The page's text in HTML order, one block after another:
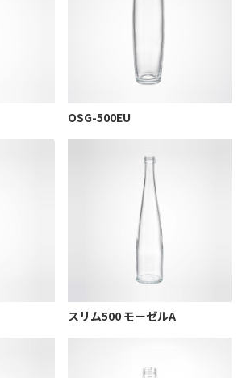
OSG-500EU
スリム500 モーゼルA